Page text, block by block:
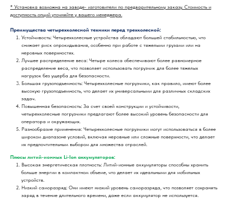
* Установка возможна на заводе- изготовители по предварительному заказу. Стоимость и
доступность опций уточняйте у вашего менеджера.
Преимущества четырехколесной техники перед трехколесной:
Устойчивость: Четырехколесные устройства обладают большей стабильностью, что
снижает риск опрокидывания, особенно при работе с тяжелыми грузами или на
неровных поверхностях.
Лучшее распределение веса: Четыре колеса обеспечивают более равномерное
распределение веса, что позволяет использовать погрузчик для более тяжелых
нагрузок без ущерба для безопасности.
Большая грузоподъемность: Четырехколесные погрузчики, как правило, имеют более
высокую грузоподъемность, что делает их универсальными для различных складских
задач.
Повышенная безопасность: За счет своей конструкции и устойчивости,
четырехколесные погрузчики предлагают более высокий уровень безопасности для
оператора и окружающих.
Разнообразие применения: Четырехколесные погрузчики могут использоваться в более
широком диапазоне условий, включая неровные или сложные поверхности, что делает
их предпочтительным выбором для множества отраслей.
Плюсы литий-ионных Li-Ion аккумуляторов:
Высокая энергетическая плотность: Литий-ионные аккумуляторы способны хранить
больше энергии в компактном объеме, что делает их идеальными для мобильных
устройств.
Низкий саморазряд: Они имеют низкий уровень саморазряда, что позволяет сохранять
заряд в течение длительного времени, даже если аккумулятор не используется.